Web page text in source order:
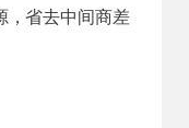
省去中间商差